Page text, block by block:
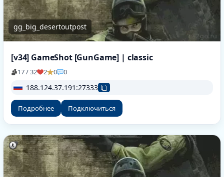
gg_big_desertoutpost
[v34] GameShot [GunGame] | classic
17 / 32 2 0 0
188.124.37.191:27333
Подробнее Подключиться